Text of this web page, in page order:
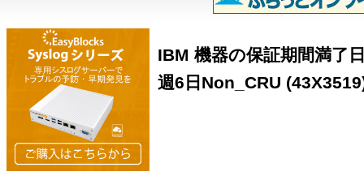
IBM 機器の保証期間満了
週6日Non_CRU